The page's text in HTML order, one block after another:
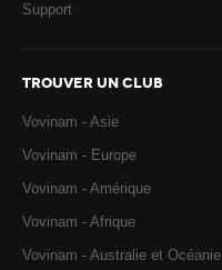
Support
TROUVER UN CLUB
Vovinam - Asie
Vovinam - Europe
Vovinam - Amérique
Vovinam - Afrique
Vovinam - Australie et Océanie